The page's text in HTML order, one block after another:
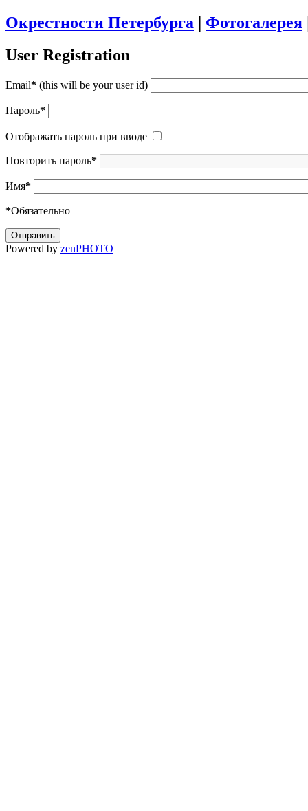
Окрестности Петербурга | Фотогалерея
User Registration
Email* (this will be your user id)
Пароль*
Отображать пароль при вводе
Повторить пароль*
Имя*
*Обязательно
Powered by zenPHOTO